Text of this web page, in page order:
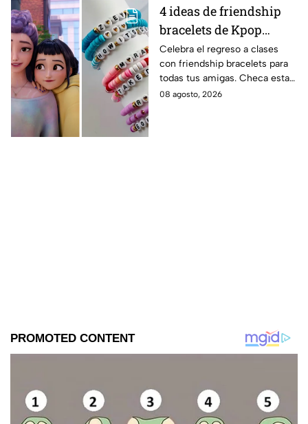
4 ideas de friendship
bracelets de Kpop
Demon Hunters para
intercambiar con tus
mejores amigas este
regreso a clases
Celebra el regreso a clases
con friendship bracelets para
todas tus amigas. Checa estas
4 ideas inspiradas en Kpop
08 agosto, 2026